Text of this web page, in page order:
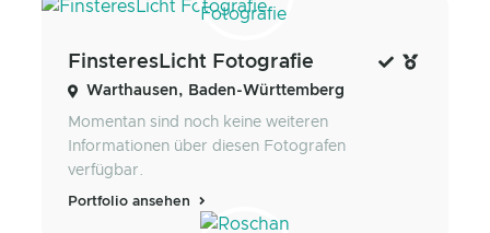
FinsteresLicht Fotografie
Warthausen, Baden-Württemberg
Momentan sind noch keine weiteren
Informationen über diesen Fotografen
verfügbar.
Portfolio ansehen